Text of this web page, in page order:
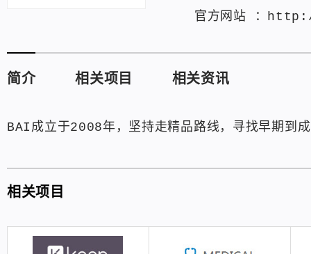
官方网站 ：
简介 相关项目 相关资讯
BAI成立于2008年，坚持走精品路线，寻找早期到
相关项目